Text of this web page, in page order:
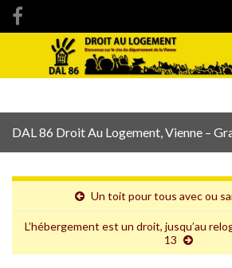
Search for:
DAL 86 Droit Au Logement, Vienne –
Un toit pour tous avec ou
L’hébergement est un droit, jusqu’au
13